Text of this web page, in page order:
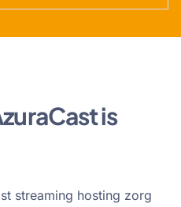
is
streaming hosting zorg